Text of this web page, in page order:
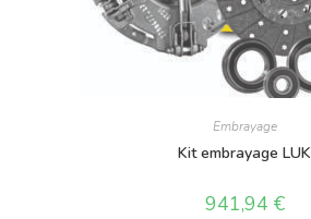
Embrayage
Kit embrayage LUK
941,94 €